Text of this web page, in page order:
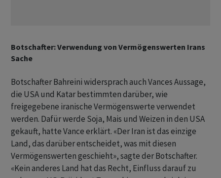
Botschafter: Verwendung von Vermögenswerten Irans
Sache
Botschafter Bahreini widersprach auch Vances Aussage,
die USA und Katar bestimmten darüber, wie
freigegebene iranische Vermögenswerte verwendet
werden. Dafür werde Soja, Mais und Weizen in den USA
gekauft, hatte Vance erklärt. «Der Iran ist das einzige
Land, das darüber entscheidet, was mit diesen
Vermögenswerten geschieht», sagte der Botschafter.
«Kein anderes Land hat das Recht, Einfluss darauf zu